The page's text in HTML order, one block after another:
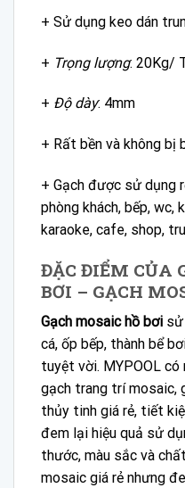
+ Sử dụng keo dán
+ Trọng lượng: 20Kg/
+ Độ dày: 4mm
+ Rất bền và không bị
+ Gạch được sử dụng
phòng khách, bếp, wc,
karaoke, cafe, shop,
ĐẶC ĐIỂM CỦA
BƠI – GẠCH
Gạch mosaic hồ bơi sử
cá, ốp bếp, thành bể
tuyệt vời. MYPOOL có
gạch trang trí mosaic,
thủy tinh giá rẻ, tiết
đem lại hiệu quả sử
thước, màu sắc và
mosaic giá rẻ nhưng